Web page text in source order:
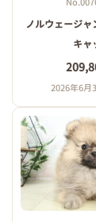
ノルウェージャ
キャ
2026年6月